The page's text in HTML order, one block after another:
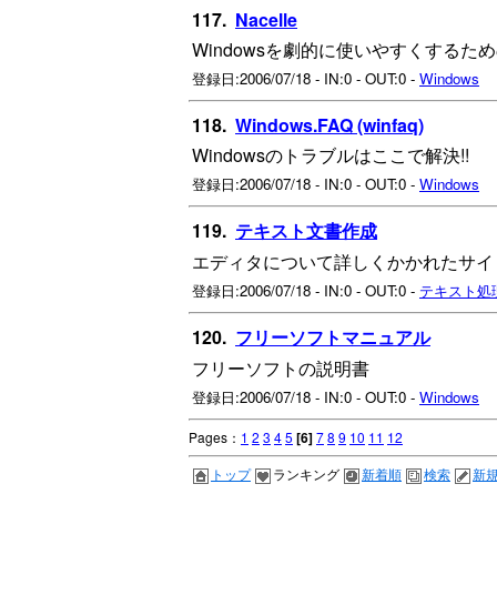
117. Nacelle
Windowsを劇的に使いやすくするた
登録日:2006/07/18 - IN:0 - OUT:0 - Windows
118. Windows.FAQ (winfaq)
Windowsのトラブルはここで解決!!
登録日:2006/07/18 - IN:0 - OUT:0 - Windows
119. テキスト文書作成
エディタについて詳しくかかれたサ
登録日:2006/07/18 - IN:0 - OUT:0 - テキスト処
120. フリーソフトマニュアル
フリーソフトの説明書
登録日:2006/07/18 - IN:0 - OUT:0 - Windows
Pages： 1 2 3 45 [6]78 9 10 11 12
トップ
ランキング 新着順 検索 新